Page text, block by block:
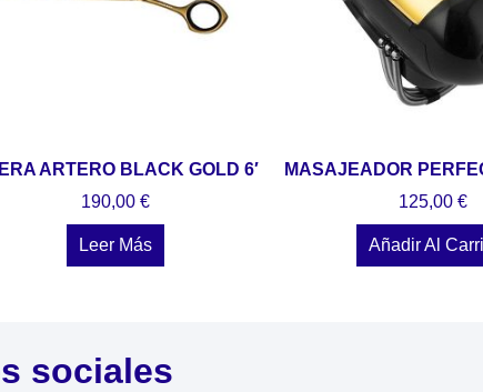
ARTERO BLACK GOLD 6′
190,00 €
Leer Más
MASAJEADOR
125,00€
Añadir Al
sociales